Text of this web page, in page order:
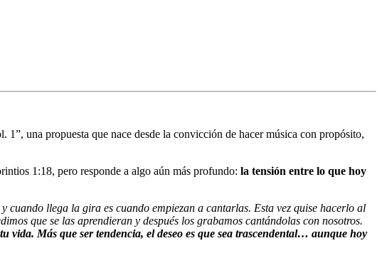
una propuesta que nace desde la convicción de hacer música con propósito,
1:18, pero responde a algo aún más profundo: la tensión entre lo que hoy
cuando llega la gira es cuando empiezan a cantarlas. Esta vez quise hacerlo al
que se las aprendieran y después los grabamos cantándolas con nosotros.
vida. Más que ser tendencia, el deseo es que sea trascendental… aunque hoy